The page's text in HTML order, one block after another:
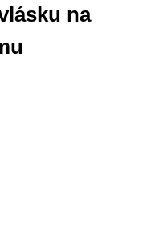
na